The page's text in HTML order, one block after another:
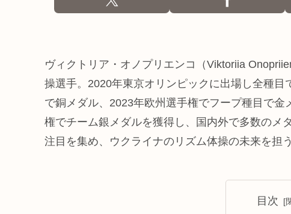
ヴィクトリア・オノプリエンコ（Viktoriia
操選手。2020年東京オリンピックに出場し全種
で銅メダル、2023年欧州選手権でフープ種目で
権でチーム銀メダルを獲得し、国内外で多数のメ
注目を集め、ウクライナのリズム体操の未来を担
目次